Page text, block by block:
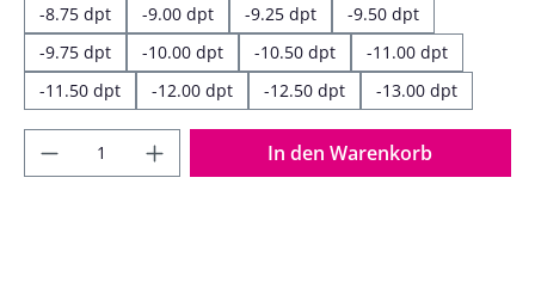
-8.75 dpt
-9.00 dpt -9.25 dpt
-9.50 dpt
-9.75 dpt
-10.00 dpt -10.50 dpt
-11.00 dpt
-11.50 dpt
-12.00 dpt -12.50 dpt -13.00 dpt
Produkt Anzahl: Gib den gewünschten
In den Warenkorb